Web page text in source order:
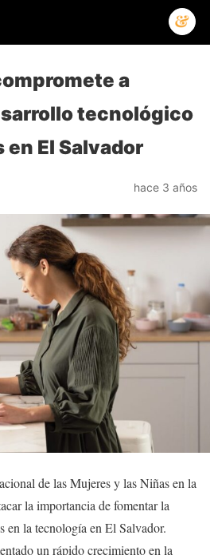
a
tecnológico
en El Salvador
hace 3 años
de las Mujeres y las Niñas en la
la importancia de fomentar la
en la tecnología en El Salvador.
un rápido crecimiento en la